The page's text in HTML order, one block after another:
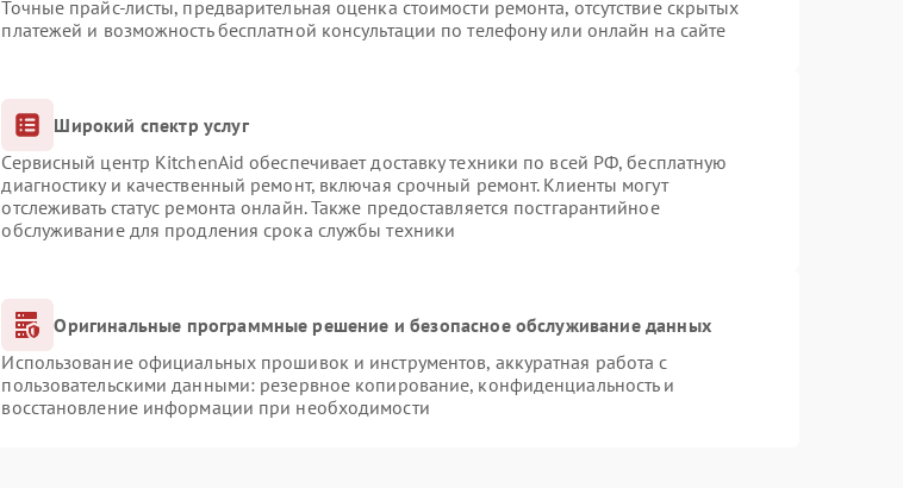
Точные прайс-листы, предварительная оценка стоимости ремонта, отсутствие скрытых
платежей и возможность бесплатной консультации по телефону или онлайн на сайте
Широкий спектр услуг
Сервисный центр KitchenAid обеспечивает доставку техники по всей РФ, бесплатную
диагностику и качественный ремонт, включая срочный ремонт. Клиенты могут
отслеживать статус ремонта онлайн. Также предоставляется постгарантийное
обслуживание для продления срока службы техники
Оригинальные программные решение и безопасное обслуживание данных
Использование официальных прошивок и инструментов, аккуратная работа с
пользовательскими данными: резервное копирование, конфиденциальность и
восстановление информации при необходимости